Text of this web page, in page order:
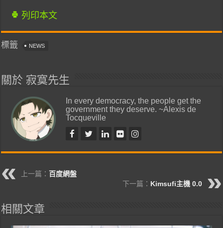
列印本文
標籤 NEWS
關於 寂寞先生
In every democracy, the people get the
government they deserve. ~Alexis de
Tocqueville
上一篇： 百度網盤
下一篇： Kimsufi主機 0.0
相關文章